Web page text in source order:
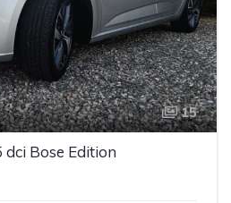
15
dci Bose Edition